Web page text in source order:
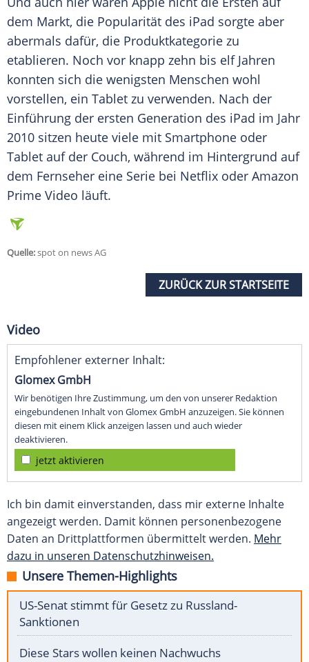
dem Markt, die Popularität des iPad sorgte aber
abermals dafür, die Produktkategorie zu
etablieren. Noch vor knapp zehn bis elf Jahren
konnten sich die wenigsten Menschen wohl
vorstellen, ein Tablet zu verwenden. Nach der
Einführung der ersten Generation des iPad im Jahr
2010 sitzen heute viele mit Smartphone oder
Tablet auf der Couch, während im Hintergrund auf
dem Fernseher eine Serie bei Netflix oder Amazon
Prime Video läuft.
Quelle:spot on news AG
ZURÜCK ZUR STARTSEITE
Video
Empfohlener externer Inhalt:
Glomex GmbH
Wir benötigen Ihre Zustimmung, um den von unserer Redaktion
eingebundenen Inhalt von Glomex GmbH anzuzeigen. Sie können
diesen mit einem Klick anzeigen lassen und auch wieder
deaktivieren.
jetzt aktivieren
Ich bin damit einverstanden, dass mir externe Inhalte
angezeigt werden. Damit können personenbezogene
Daten an Drittplattformen übermittelt werden. Mehr
dazu in unseren Datenschutzhinweisen.
Unsere Themen-Highlights
US-Senat stimmt für Gesetz zu Russland-
Sanktionen
Diese Stars wollen keinen Nachwuchs